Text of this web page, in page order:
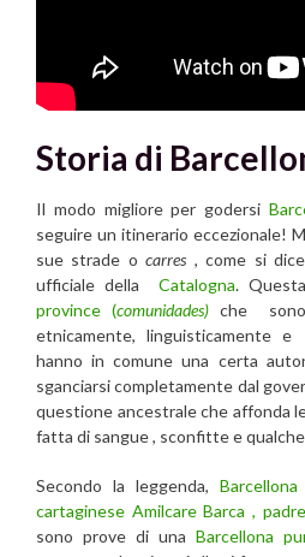
Storia di
Il modo migliore per godersi
seguire un itinerario eccezionale!
sue strade ocarres , come si
ufficiale dellaCatalogna.
province (comunidades) che
etnicamente, linguisticamente
hanno in comune una certa
sganciarsi completamente dal
questione ancestrale che affonda
fatta di sangue , sconfitte e
Secondo la leggenda,Barcellona
cartaginese Amilcare Barca ,
sono prove di unaBarcellona